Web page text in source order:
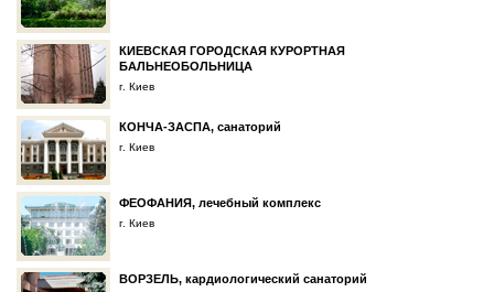
КИЕВСКАЯ ГОРОДСКАЯ КУРОРТНАЯ
БАЛЬНЕОБОЛЬНИЦА
г. Киев
КОНЧА-ЗАСПА, санаторий
г. Киев
ФЕОФАНИЯ, лечебный комплекс
г. Киев
ВОРЗЕЛЬ, кардиологический санаторий